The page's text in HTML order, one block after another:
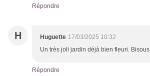
Répondre
H Huguette 17/03/2025 10:32
Un très joli jardin déjà bien fleuri. Bisous
Répondre